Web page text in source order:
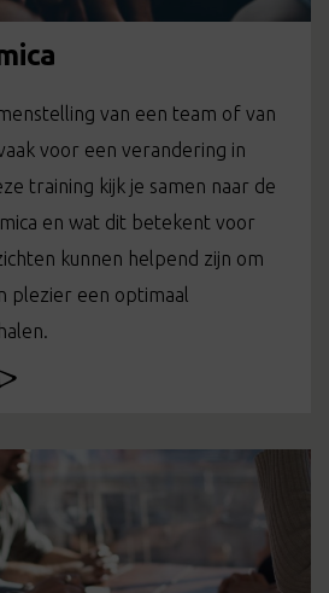
van een team of van
voor een verandering in
training kijk je samen naar de
en wat dit betekent voor
kunnen helpend zijn om
plezier een optimaal